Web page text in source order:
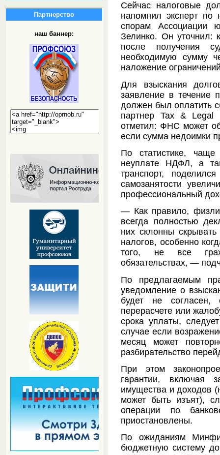
Партнерство
наш баннер:
Сейчас налоговые
напомнил эксперт по
спорам Ассоциации
Зелинко. Он уточнил:
после получения
необходимую сумму
наложение
Для взыскания
заявление в течение
должен был оплатить
партнер Tax & Legal
отметил: ФНС может
если сумма недоимки
По статистике,
неуплате НДФЛ, а
транспорт,
самозанятости
профессиональный
— Как правило,
всегда полностью
них склонны
налогов, особенно
того, не все
обязательствах, —
По предлагаемым
уведомление о
будет не
перерасчете или
срока уплаты,
случае если
месяц может
разбирательство
При этом
гарантии, включая
имущества и доходов
может быть изъят),
операции по
приостановлены.
По ожиданиям
бюджетную систему